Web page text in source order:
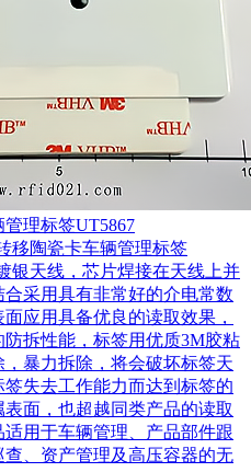
理标签UT5867
移陶瓷卡车辆管理标签
银天线，芯片焊接在天线上并
采用具有非常好的介电常数
应用具备优良的读取效果，
拆性能，标签用优质3M胶粘
暴力拆除，将会破坏标签天
失去工作能力而达到标签的
面，也超越同类产品的读取
用于车辆管理、产品部件跟
、资产管理及高压容器的无